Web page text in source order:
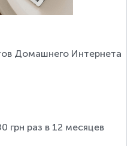
Домашнего Интернета
грн раз в 12 месяцев